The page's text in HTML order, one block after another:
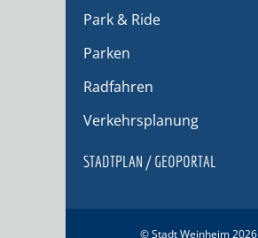
Park & Ride
Parken
Radfahren
Verkehrsplanung
STADTPLAN / GEOPORTAL
© Stadt Weinheim 2026